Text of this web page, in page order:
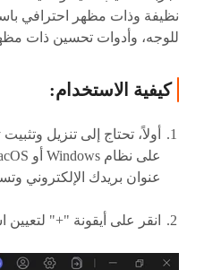
نظيفة وذات مظهر احترافي
للوجه، وأدوات تحسين ذات
كيفية الاستخدام:
عنوان بريدك الإلكتروني
انقر على أيقونة "+"